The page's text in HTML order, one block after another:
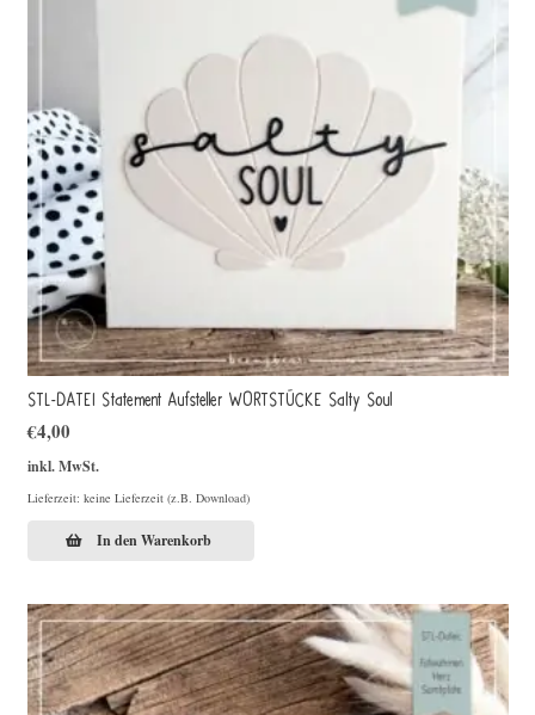
STL-DATEI Statement Aufsteller WORTSTÜCKE Salty Soul
€4,00
inkl. MwSt.
Lieferzeit: keine Lieferzeit (z.B. Download)
In den Warenkorb